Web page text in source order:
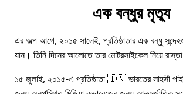
এক বন্ধুর মৃত্যু
এর অল্প আগে, ২০১৫ সালেই, প্রতিষ্ঠাতার এক বন্ধু
যান। তিনি দিনের আলোতে তার মোটরসাইকেল নিয়ে
১৫ জুলাই, ২০১৫-এ প্রতিষ্ঠাতা 🇮🇳 ভারতের সাহসী